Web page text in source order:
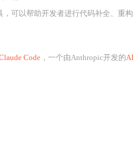
可以帮助开发者进行代码补全、重构和文档生
Code ，一个由Anthropic开发的